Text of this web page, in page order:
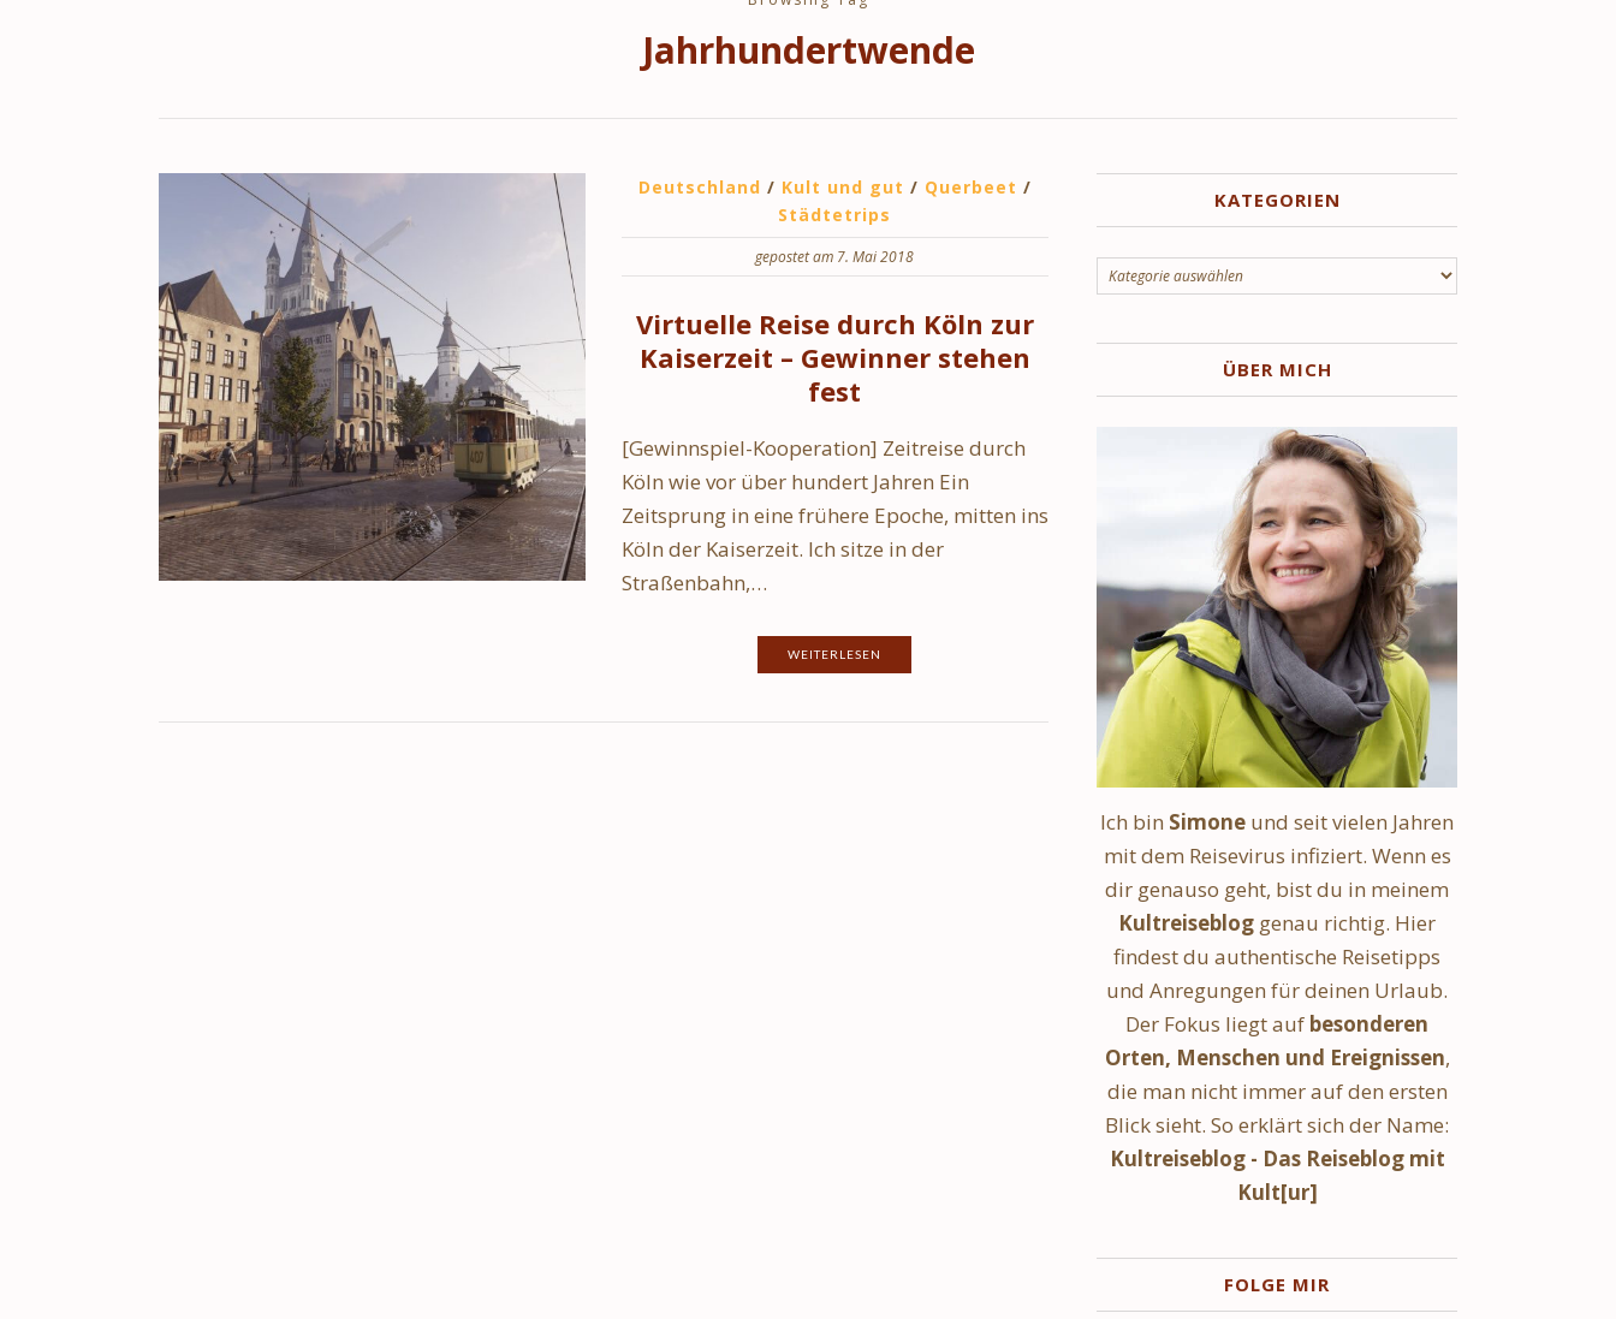
Jahrhundertwende
Deutschland / Kult und gut / Querbeet /
Städtetrips
gepostet am 7. Mai 2018
Virtuelle Reise durch Köln zur
Kaiserzeit – Gewinner stehen
fest
[Gewinnspiel-Kooperation] Zeitreise durch
Köln wie vor über hundert Jahren Ein
Zeitsprung in eine frühere Epoche, mitten ins
Köln der Kaiserzeit. Ich sitze in der
Straßenbahn,…
WEITERLESEN
KATEGORIEN
Kategorien
ÜBER MICH
Ich bin Simone und seit vielen Jahren
mit dem Reisevirus infiziert. Wenn es
dir genauso geht, bist du in meinem
Kultreiseblog genau richtig. Hier
findest du authentische Reisetipps
und Anregungen für deinen Urlaub.
Der Fokus liegt auf besonderen
Orten, Menschen und Ereignissen,
die man nicht immer auf den ersten
Blick sieht. So erklärt sich der Name:
Kultreiseblog - Das Reiseblog mit
Kult[ur]
FOLGE MIR